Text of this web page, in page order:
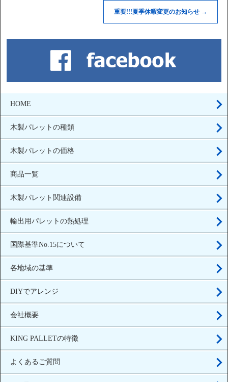
重要!!!夏季休暇変更のお知らせ →
HOME
木製パレットの種類
木製パレットの価格
商品一覧
木製パレット関連設備
輸出用パレットの熱処理
国際基準No.15について
各地域の基準
DIYでアレンジ
会社概要
KING PALLETの特徴
よくあるご質問